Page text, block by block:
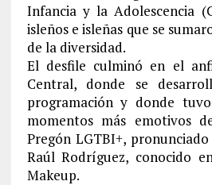
Infancia y la Adolescencia
isleños e isleñas que se
de la diversidad.
El desfile culminó en el
Central, donde se
programación y donde
momentos más emotivos
Pregón LGTBI+,
Raúl Rodríguez, conocido
Makeup.